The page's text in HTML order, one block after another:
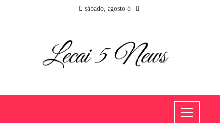
sábado, agosto 8